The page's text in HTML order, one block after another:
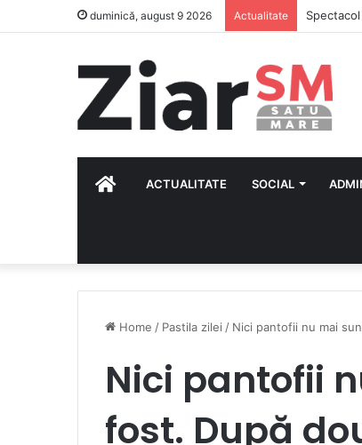
duminică, august 9 2026 Actualitate Calendar
HOMEACTUALITATE SOCIAL
Home / Pastila zilei / Nici pantofii nu mai
Nici pantofii
fost. După